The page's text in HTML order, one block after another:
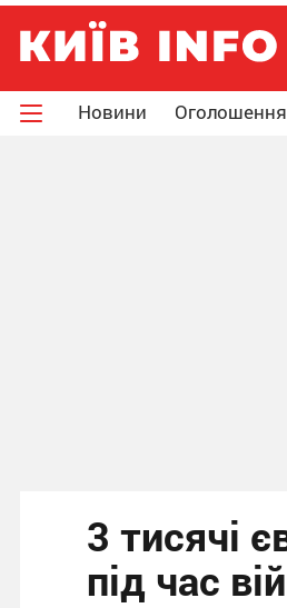
Новини Оголошення
3 тисячі
під час